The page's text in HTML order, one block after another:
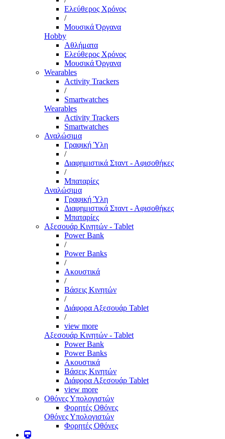
Ελεύθερος Χρόνος
/
Μουσικά Όργανα
Hobby
Αθλήματα
Ελεύθερος Χρόνος
Μουσικά Όργανα
Wearables
Activity Trackers
/
Smartwatches
Wearables
Activity Trackers
Smartwatches
Αναλώσιμα
Γραφική Ύλη
/
Διαφημιστικά Σταντ - Αφισοθήκες
/
Μπαταρίες
Αναλώσιμα
Γραφική Ύλη
Διαφημιστικά Σταντ - Αφισοθήκες
Μπαταρίες
Αξεσουάρ Κινητών - Tablet
Power Bank
/
Power Banks
/
Ακουστικά
/
Βάσεις Κινητών
/
Διάφορα Αξεσουάρ Tablet
/
view more
Αξεσουάρ Κινητών - Tablet
Power Bank
Power Banks
Ακουστικά
Βάσεις Κινητών
Διάφορα Αξεσουάρ Tablet
view more
Οθόνες Υπολογιστών
Φορητές Οθόνες
Οθόνες Υπολογιστών
Φορητές Οθόνες